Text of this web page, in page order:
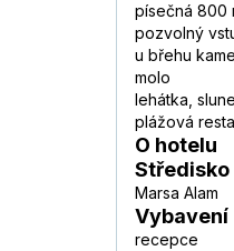
písečná 800
pozvolný
u břehu
molo
lehátka,
plážová
O hotelu
Středisko
Marsa Alam
Vybavení
recepce